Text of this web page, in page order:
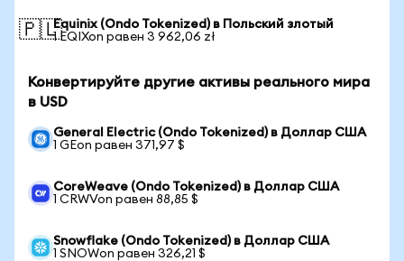
🇵🇱Equinix (Ondo Tokenized) в Польский злотый
1 EQIXon равен 3 962,06 zł
Конвертируйте другие активы реального мира
в USD
General Electric (Ondo Tokenized) в Доллар США
1 GEon равен 371,97 $
CoreWeave (Ondo Tokenized) в Доллар США
1 CRWVon равен 88,85 $
Snowflake (Ondo Tokenized) в Доллар США
1 SNOWon равен 326,21 $